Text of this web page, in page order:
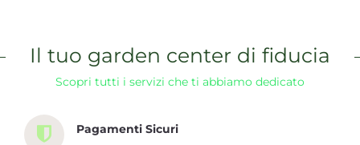
Il tuo garden center di fiducia
Scopri tutti i servizi che ti abbiamo dedicato
Pagamenti Sicuri